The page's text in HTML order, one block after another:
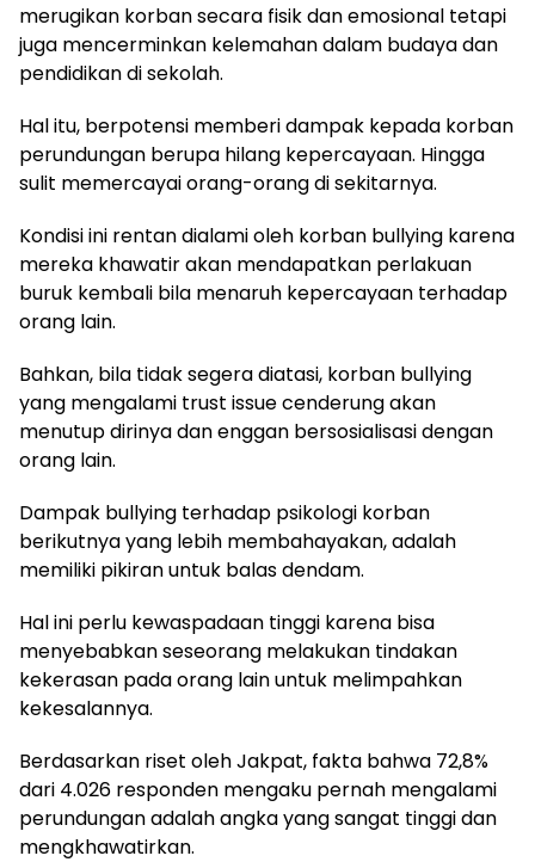
merugikan korban secara fisik dan emosional tetapi
juga mencerminkan kelemahan dalam budaya dan
pendidikan di sekolah.
Hal itu, berpotensi memberi dampak kepada korban
perundungan berupa hilang kepercayaan. Hingga
sulit memercayai orang-orang di sekitarnya.
Kondisi ini rentan dialami oleh korban bullying karena
mereka khawatir akan mendapatkan perlakuan
buruk kembali bila menaruh kepercayaan terhadap
orang lain.
Bahkan, bila tidak segera diatasi, korban bullying
yang mengalami trust issue cenderung akan
menutup dirinya dan enggan bersosialisasi dengan
orang lain.
Dampak bullying terhadap psikologi korban
berikutnya yang lebih membahayakan, adalah
memiliki pikiran untuk balas dendam.
Hal ini perlu kewaspadaan tinggi karena bisa
menyebabkan seseorang melakukan tindakan
kekerasan pada orang lain untuk melimpahkan
kekesalannya.
Berdasarkan riset oleh Jakpat, fakta bahwa 72,8%
dari 4.026 responden mengaku pernah mengalami
perundungan adalah angka yang sangat tinggi dan
mengkhawatirkan.